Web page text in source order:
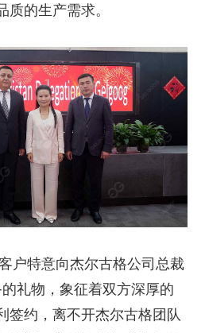
的生产需求。
户特意向杰尔古格公司总裁
礼物，象征着双方深厚的
签约，离不开杰尔古格团队